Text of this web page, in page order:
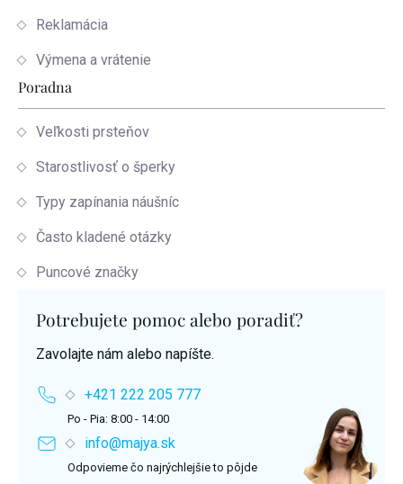
Reklamácia
Výmena a vrátenie
Poradna
Veľkosti prsteňov
Starostlivosť o šperky
Typy zapínania náušníc
Často kladené otázky
Puncové značky
Potrebujete pomoc alebo poradiť?
Zavolajte nám alebo napíšte.
+421 222 205 777
Po - Pia: 8:00 - 14:00
info@majya.sk
Odpovieme čo najrýchlejšie to pôjde